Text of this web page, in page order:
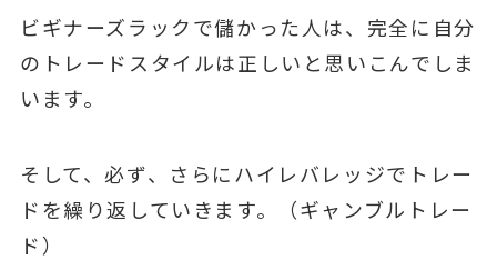
ビギナーズラックで儲かった人は、完全に自分
のトレードスタイルは正しいと思いこんでしま
います。
そして、必ず、さらにハイレバレッジでトレー
ドを繰り返していきます。（ギャンブルトレー
ド）